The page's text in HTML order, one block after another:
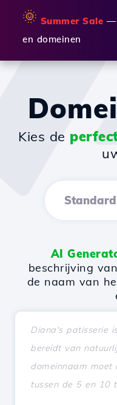
🌞 Summer Sale —
en domeinen
Kies de
Standard
AI
beschrijving
de naam van